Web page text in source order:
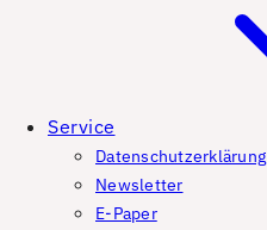
Service
Datenschutzerklärung
Newsletter
E-Paper